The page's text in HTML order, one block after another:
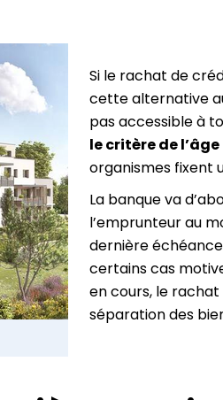
Si le rachat de
cette alternative
pas accessible à
le critère de
organismes fixent
La banque va
l’emprunteur au
dernière
certains cas
en cours, le rachat
séparation des